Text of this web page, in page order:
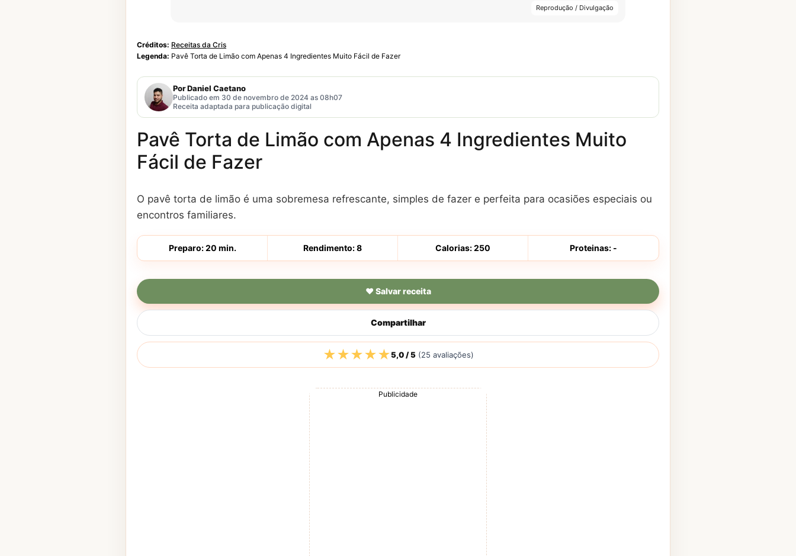
Reprodução / Divulgação
Créditos: Receitas da Cris
Legenda: Pavê Torta de Limão com Apenas 4 Ingredientes Muito Fácil de Fazer
Por Daniel Caetano
Publicado em 30 de novembro de 2024 as 08h07
Receita adaptada para publicação digital
Pavê Torta de Limão com Apenas 4 Ingredientes Muito
Fácil de Fazer
O pavê torta de limão é uma sobremesa refrescante, simples de fazer e perfeita para ocasiões especiais ou
encontros familiares.
Preparo: 20 min. Rendimento: 8 Calorias: 250 Proteinas: -
♥ Salvar receita
Compartilhar
★★★★★5,0 / 5(25 avaliações)
Publicidade